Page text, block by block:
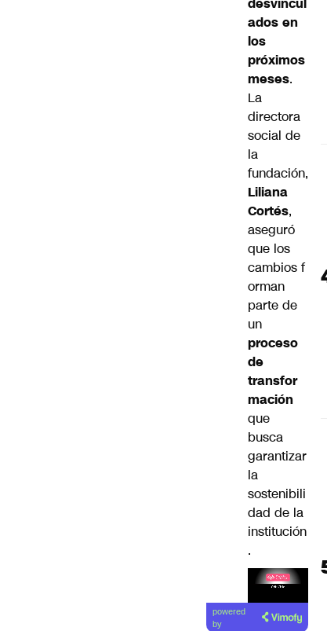
ados en
los
próximos
meses.
La
directora
social de
la
fundación,
Liliana
Cortés,
aseguró
que los
cambios f
orman
parte de
un
proceso
de
transfor
mación
que
busca
garantizar
la
sostenibili
dad de la
institución
.
Lea el
artículo
powered
by